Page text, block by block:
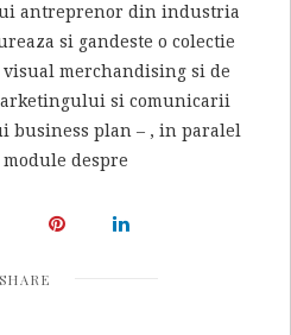
antreprenor din industria
si gandeste o colectie
merchandising si de
si comunicarii
business plan – , in paralel
module despre
SHARE